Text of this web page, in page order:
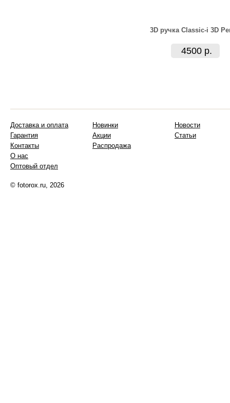
3D ручка Classic-i 3D
4500 р.
Доставка и оплата
Гарантия
Контакты
О нас
Оптовый отдел
Новинки
Акции
Распродажа
Новости
Статьи
© fotorox.ru, 2026